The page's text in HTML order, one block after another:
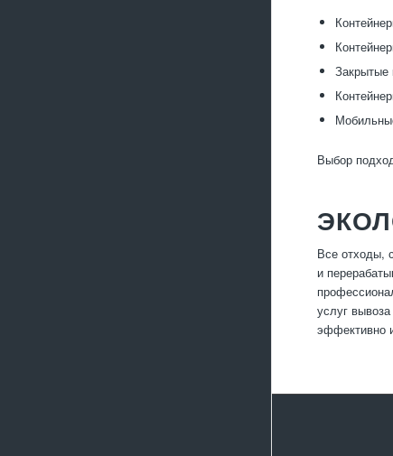
Закрытые
Выбор
Все отходы,
и
услуг
эффективно